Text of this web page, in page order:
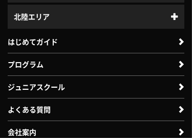
北陸エリア
はじめてガイド
プログラム
ジュニアスクール
よくある質問
会社案内